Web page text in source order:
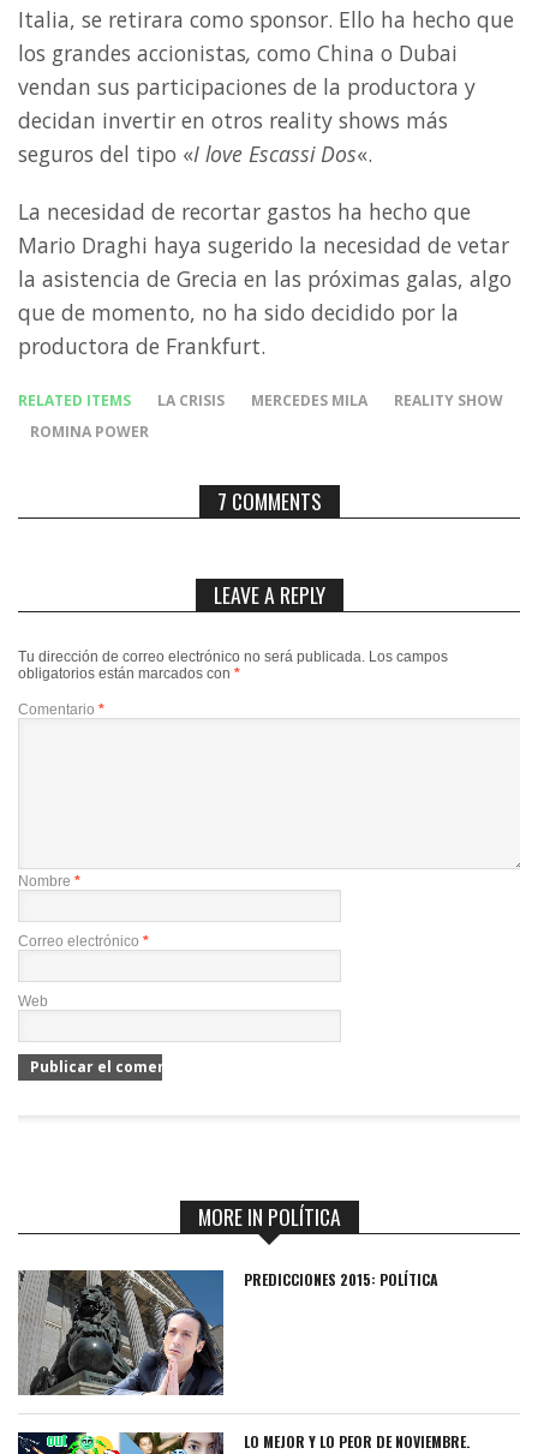
Italia, se retirara como sponsor. Ello ha hecho que
los grandes accionistas, como China o Dubai
vendan sus participaciones de la productora y
decidan invertir en otros reality shows más
seguros del tipo «I love Escassi Dos«.
La necesidad de recortar gastos ha hecho que
Mario Draghi haya sugerido la necesidad de vetar
la asistencia de Grecia en las próximas galas, algo
que de momento, no ha sido decidido por la
productora de Frankfurt.
RELATED ITEMS LA CRISIS MERCEDES MILA
REALITY SHOW
ROMINA POWER
7 COMMENTS
LEAVE A REPLY
Tu dirección de correo electrónico no será publicada. Los campos
obligatorios están marcados con *
Comentario *
Nombre *
Correo electrónico *
Web
MORE IN POLÍTICA
PREDICCIONES 2015: POLÍTICA
LO MEJOR Y LO PEOR DE NOVIEMBRE.